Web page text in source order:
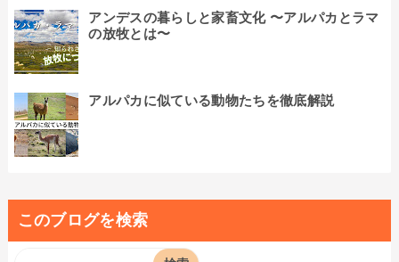
アンデスの暮らしと家畜文化 〜アルパカとラマ
の放牧とは〜
アルパカに似ている動物たちを徹底解説
このブログを検索